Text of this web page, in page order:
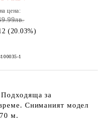
цена:
(20.03%)
1
за
Сниманият модел
м.